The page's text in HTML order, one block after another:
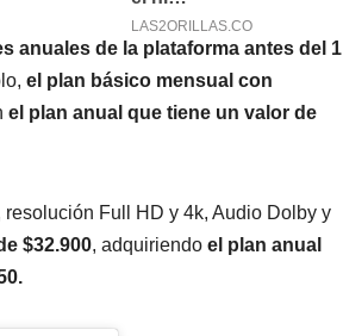
anuales de la plataforma antes del 1
el plan básico mensual con
el plan anual que tiene un valor de
Full HD y 4k, Audio Dolby y
$32.900, adquiriendo el plan anual